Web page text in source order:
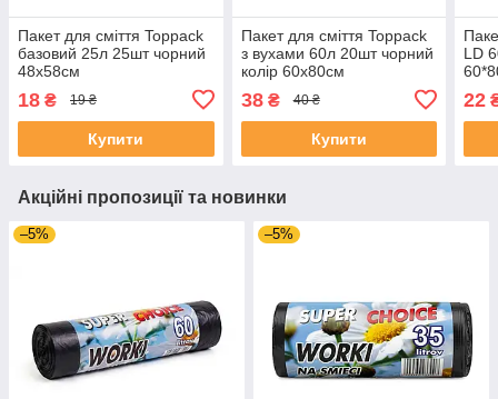
Пакет для сміття Toppack
базовий 25л 25шт чорний
48х58см
18 ₴ 19 ₴
Купити
Пакет для сміття Toppack
з вухами 60л 20шт чорний
колір 60х80см
38₴ 40 ₴
Купити
LD
22
Акційні пропозиції та новинки
–5% –5%